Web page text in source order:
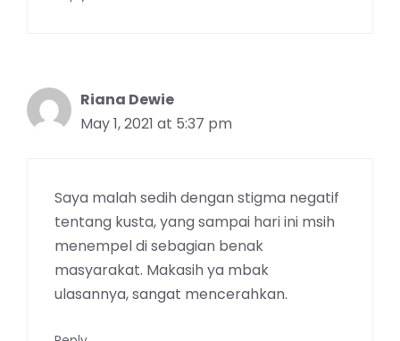
Riana Dewie
May 1, 2021 at 5:37 pm
Saya malah sedih dengan stigma negatif
tentang kusta, yang sampai hari ini msih
menempel di sebagian benak
masyarakat. Makasih ya mbak
ulasannya, sangat mencerahkan.